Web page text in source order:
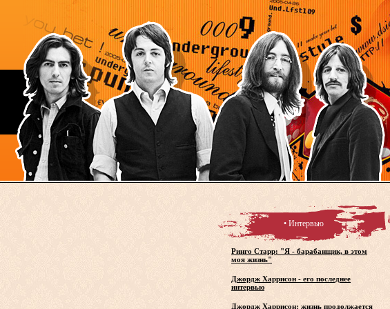
• Интервью
Ринго Старр: "Я - барабанщик, в этом
моя жизнь"
Джордж Харрисон - его последнее
интервью
Джордж Харрисон: жизнь продолжается